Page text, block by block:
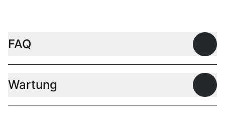
FAQ
Wartung